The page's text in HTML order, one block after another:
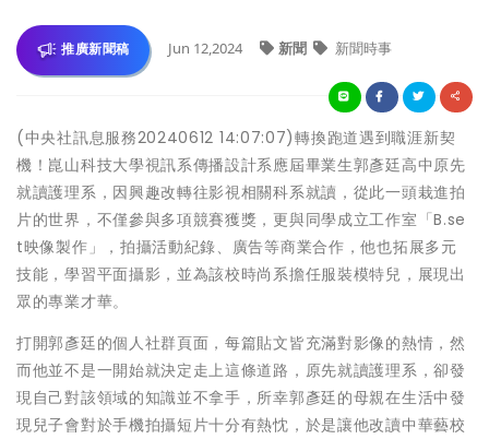
推廣新聞稿 Jun 12,2024 新聞 新聞時事
(中央社訊息服務20240612 14:07:07)轉換跑道遇到職涯新契
機！崑山科技大學視訊系傳播設計系應屆畢業生郭彥廷高中原先
就讀護理系，因興趣改轉往影視相關科系就讀，從此一頭栽進拍
片的世界，不僅參與多項競賽獲獎，更與同學成立工作室「B.se
t映像製作」，拍攝活動紀錄、廣告等商業合作，他也拓展多元
技能，學習平面攝影，並為該校時尚系擔任服裝模特兒，展現出
眾的專業才華。
打開郭彥廷的個人社群頁面，每篇貼文皆充滿對影像的熱情，然
而他並不是一開始就決定走上這條道路，原先就讀護理系，卻發
現自己對該領域的知識並不拿手，所幸郭彥廷的母親在生活中發
現兒子會對於手機拍攝短片十分有熱忱，於是讓他改讀中華藝校